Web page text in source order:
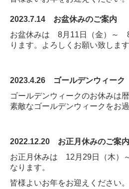
2023.7.14 お盆休みのご案内
お盆休みは 8月11日（金）～
ります。よろしくお願い致します
2023.4.26 ゴールデンウィーク
ゴールデンウィークのお休みは
素敵なゴールデンウィークをお
2022.12.20 お正月休みのご案内
お正月休みは 12月29日（木）
なります。
皆様よいお年をお迎えください。